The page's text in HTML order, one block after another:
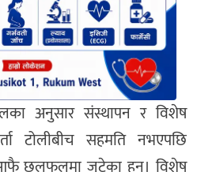
अनुसार संस्थापन र विशेष
टोलीबीच सहमति नभएपछि